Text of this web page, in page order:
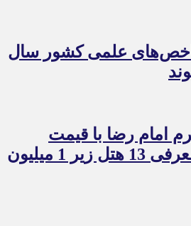
علمی کشور سال
امام رضا با قیمت
مناسب کدامند؟ معرفی 13 هتل زیر 1 میلیون